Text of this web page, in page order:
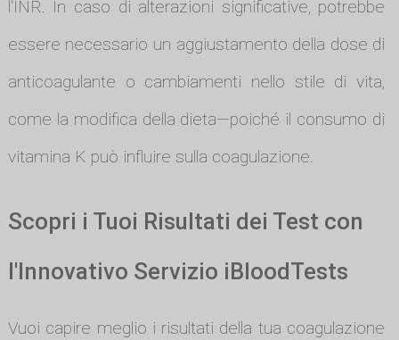
l'INR. In caso di alterazioni significative, potrebbe
essere necessario un aggiustamento della dose di
anticoagulante o cambiamenti nello stile di vita,
come la modifica della dieta—poiché il consumo di
vitamina K può influire sulla coagulazione.
Scopri i Tuoi Risultati dei Test con
l'Innovativo Servizio iBloodTests
Vuoi capire meglio i risultati della tua coagulazione